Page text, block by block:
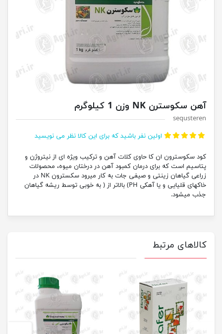
آهن سکوسترن NK وزن 1 کیلوگرم
sequsteren
اولین نفر باشید که برای این کالا نظر می نویسید
کود سکوسترون ان کا حاوی کلات آهن و ترکیب ویژه ای از نیتروژن و
پتاسیم است که برای درمان کمبود آهن در درختان میوه، محصولات
زراعی گیاهان زینتی و صیفی جات به کار میرود سکسترون NK در
خاکهای قلیایی و یا آهکی PH) بالاتر از ( به خوبی توسط ریشه گیاهان
جذب میشود.
کالاهای مرتبط